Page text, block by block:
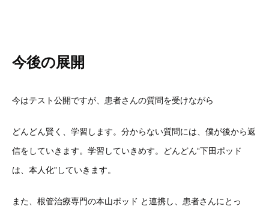
今後の展開
今はテスト公開ですが、患者さんの質問を受けながら
どんどん賢く、学習します。分からない質問には、僕が後から返
信をしていきます。学習していきめす。どんどん“下田ポッド
は、本人化”していきます。
また、根管治療専門の本山ポッド と連携し、患者さんにとっ